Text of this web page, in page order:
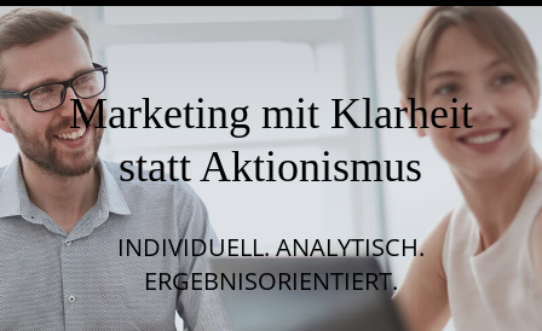
Marketing mit Klarheit
statt Aktionismus
INDIVIDUELL. ANALYTISCH.
ERGEBNISORIENTIERT.